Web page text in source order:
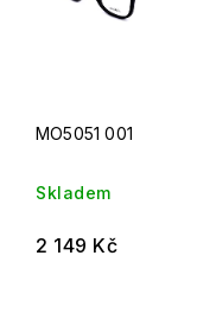
MO5051 001
Skladem
2 149 Kč